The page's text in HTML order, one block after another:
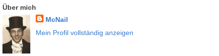
Über mich
McNail
Mein Profil vollständig anzeigen